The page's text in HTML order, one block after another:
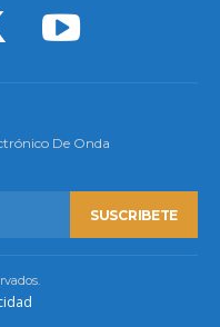
De Onda
SUSCRIBETE